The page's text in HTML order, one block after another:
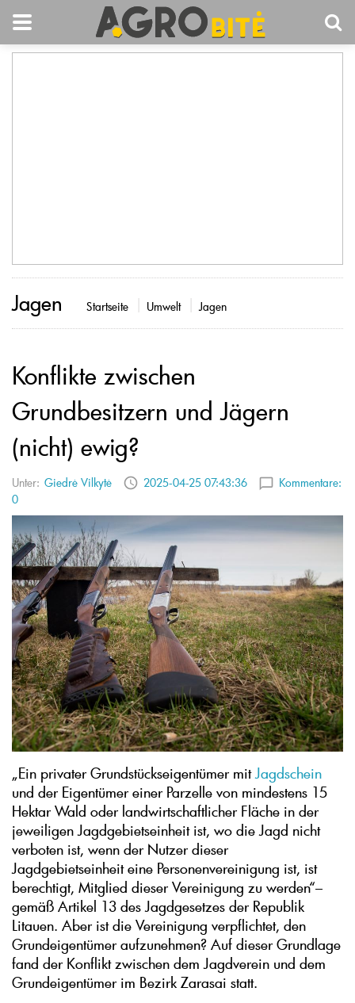
Jagen Startseite Umwelt Jagen
Konflikte zwischen
Grundbesitzern und Jägern
(nicht) ewig?
Unter: Giedrė Vilkytė 2025-04-25 07:43:36
Kommentare:
0
„Ein privater Grundstückseigentümer mitJagdschein
und der Eigentümer einer Parzelle von mindestens 15
Hektar Wald oder landwirtschaftlicher Fläche in der
jeweiligen Jagdgebietseinheit ist, wo die Jagd nicht
verboten ist, wenn der Nutzer dieser
Jagdgebietseinheit eine Personenvereinigung ist, ist
berechtigt, Mitglied dieser Vereinigung zu werden“–
gemäß Artikel 13 des Jagdgesetzes der Republik
Litauen. Aber ist die Vereinigung verpflichtet, den
Grundeigentümer aufzunehmen? Auf dieser Grundlage
fand der Konflikt zwischen dem Jagdverein und dem
Grundeigentümer im Bezirk Zarasai statt.